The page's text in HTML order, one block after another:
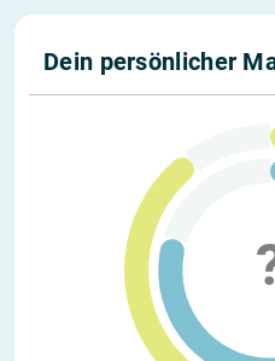
Dein persönlicher